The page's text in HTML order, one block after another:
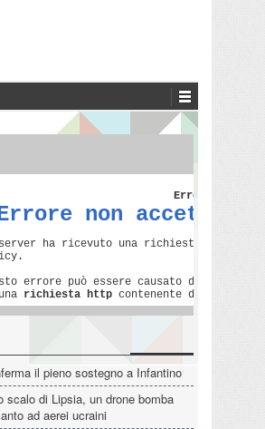
il pieno sostegno a Infantino
scalo di Lipsia, un drone bomba
ad aerei ucraini